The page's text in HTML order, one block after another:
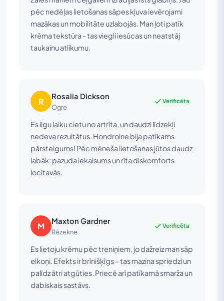
pēc nedēļas lietošanas sāpes kļuva ievērojami
mazākas un mobilitāte uzlabojās. Man ļoti patīk
krēma tekstūra - tas viegli iesūcas un neatstāj
taukainu atlikumu.
R Rosalia Dickson
Ogre
Verificēta
Es ilgu laiku cietu no artrīta, un daudzi līdzekļi
nedeva rezultātus. Hondroine bija patīkams
pārsteigums! Pēc mēneša lietošanas jūtos daudz
labāk: pazuda iekaisums un rīta diskomforts
locītavās.
M Maxton Gardner
Rēzekne
Verificēta
Es lietoju krēmu pēc treniņiem, jo dažreiz man sāp
elkoņi. Efekts ir brīnišķīgs – tas mazina spriedzi un
palīdz ātri atgūties. Priecē arī patīkamā smarža un
dabiskais sastāvs.